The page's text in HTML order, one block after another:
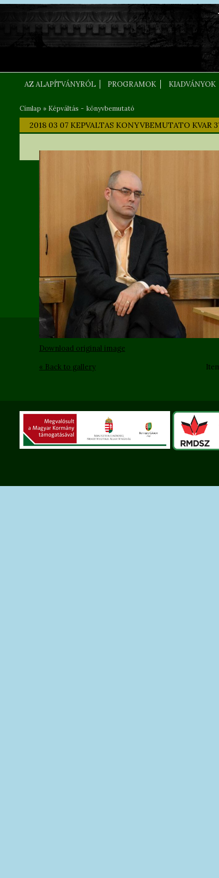
Ugrás a tartalomra
FEJLEC SZOVEG
AZ ALAPÍTVÁNYRÓL PROGRAMOK KIADVÁNYOK
Jelenlegi hely
Címlap » Képváltás - könyvbemutató
2018 03 07 KEPVALTAS KONYVBEMUTATO KVAR
Download original image
« Back to gallery